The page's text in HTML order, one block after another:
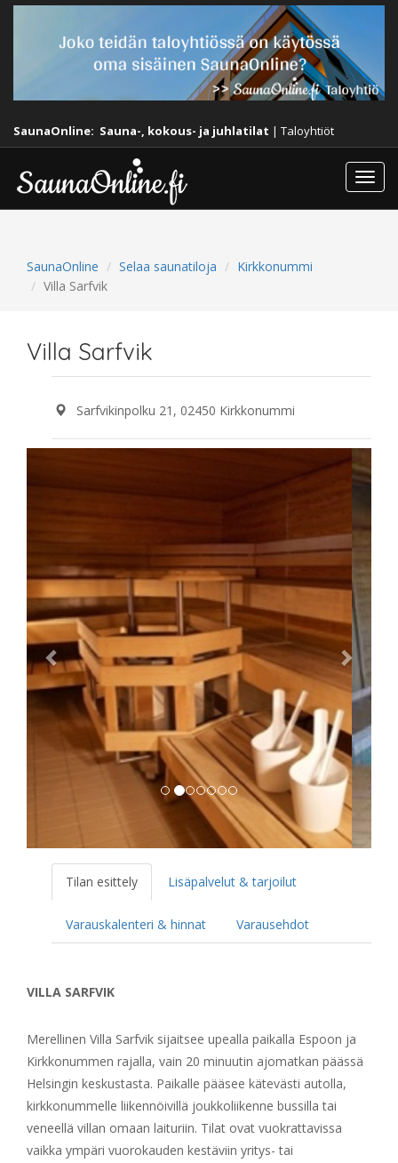
SaunaOnline: Sauna-, kokous- ja juhlatilat | Taloyhtiöt
SaunaOnline Selaa saunatiloja
Kirkkonummi
Villa Sarfvik
Villa Sarfvik
Sarfvikinpolku 21, 02450 Kirkkonummi
Next
Tilan esittely Lisäpalvelut & tarjoilut
Varauskalenteri & hinnat Varausehdot
VILLA SARFVIK
Merellinen Villa Sarfvik sijaitsee upealla paikalla Espoon ja
Kirkkonummen rajalla, vain 20 minuutin ajomatkan päässä
Helsingin keskustasta. Paikalle pääsee kätevästi autolla,
kirkkonummelle liikennöivillä joukkoliikenne bussilla tai
veneellä villan omaan laituriin. Tilat ovat vuokrattavissa
vaikka ympäri vuorokauden kestäviin yritys- tai